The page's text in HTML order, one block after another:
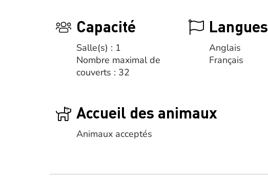
Capacité
Salle(s) : 1
Nombre maximal de
couverts : 32
Langues
Anglais
Français
Accueil des animaux
Animaux acceptés